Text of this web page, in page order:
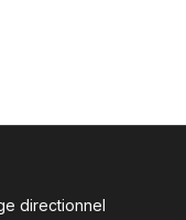
directionnel